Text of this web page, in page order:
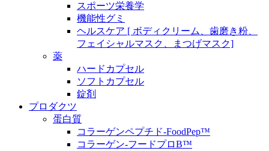
スポーツ栄養学
機能性グミ
ヘルスケア [ ボディクリーム、歯磨き粉、
フェイシャルマスク、まつげマスク]
薬
ハードカプセル
ソフトカプセル
錠剤
プロダクツ
蛋白質
コラーゲンペプチド-FoodPep™
コラーゲン-フードプロB™